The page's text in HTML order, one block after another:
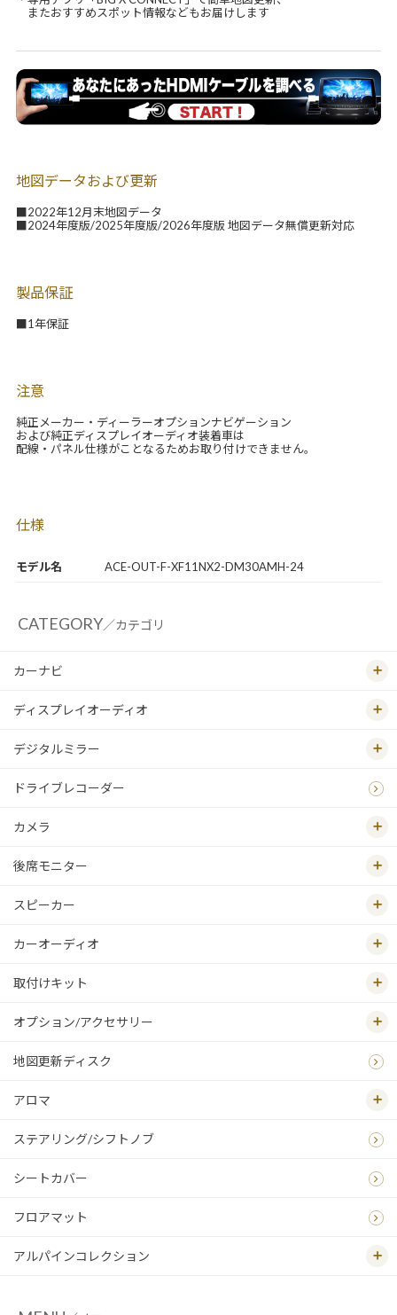
モデル名 ACE-OUT-F-XF11NX2-DM30AMH-24
またおすすめスポット情報などもお届けします
地図データおよび更新
■2022年12月末地図データ
■2024年度版/2025年度版/2026年度版 地図データ無償更新対応
製品保証
■1年保証
注意
純正メーカー・ディーラーオプションナビゲーション
および純正ディスプレイオーディオ装着車は
配線・パネル仕様がことなるためお取り付けできません。
仕様
CATEGORY／カテゴリ
カーナビ
ディスプレイオーディオ
デジタルミラー
ドライブレコーダー
カメラ
後席モニター
スピーカー
カーオーディオ
取付けキット
オプション/アクセサリー
地図更新ディスク
アロマ
ステアリング/シフトノブ
シートカバー
フロアマット
アルパインコレクション